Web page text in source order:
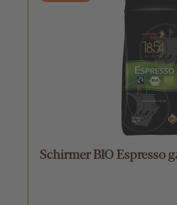
Schirmer BIO Espresso